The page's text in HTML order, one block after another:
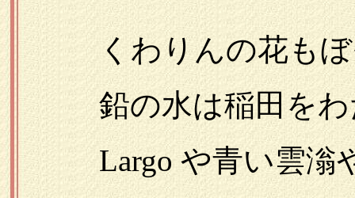
くわりんの花もぼそ
鉛の水は稲田をわ
Largo や青い雲滃